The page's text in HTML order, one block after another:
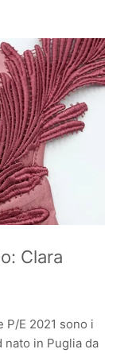
Clara
P/E 2021 sono i
nato in Puglia da